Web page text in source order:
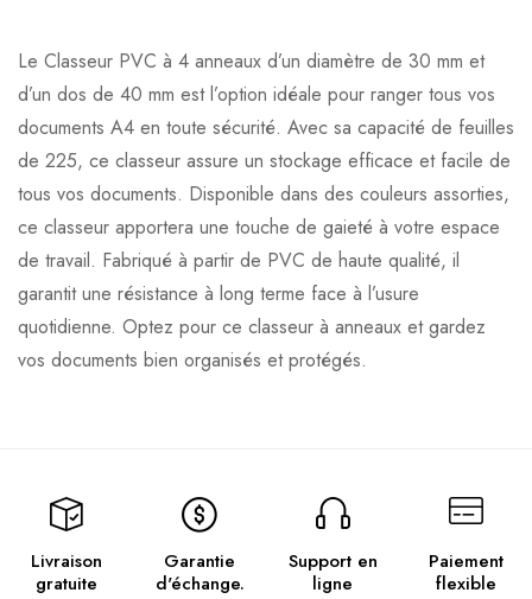
Le Classeur PVC à 4 anneaux d’un diamètre de 30 mm et
d’un dos de 40 mm est l’option idéale pour ranger tous vos
documents A4 en toute sécurité. Avec sa capacité de feuilles
de 225, ce classeur assure un stockage efficace et facile de
tous vos documents. Disponible dans des couleurs assorties,
ce classeur apportera une touche de gaieté à votre espace
de travail. Fabriqué à partir de PVC de haute qualité, il
garantit une résistance à long terme face à l’usure
quotidienne. Optez pour ce classeur à anneaux et gardez
vos documents bien organisés et protégés.
Livraison
gratuite
Garantie
d'échange.
Support en
ligne
Paiement
flexible